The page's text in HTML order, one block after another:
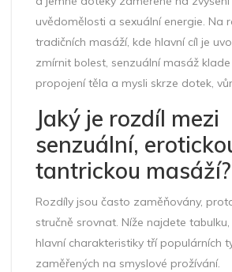
uvědomělosti a sexuální energie. Na
tradičních masáží, kde hlavní cíl je
zmírnit bolest, senzuální masáž
propojení těla a mysli skrze dotek,
Jaký je rozdíl mezi
senzuální,
tantrickou masáží?
Rozdíly jsou často zaměňovány,
stručně srovnat. Níže najdete
hlavní charakteristiky tří populárních
zaměřených na smyslové prožívání.